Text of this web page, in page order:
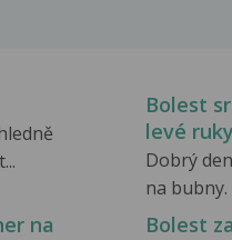
Bolest
levé ruky
Dobrý
na bubny.
na
Bolest